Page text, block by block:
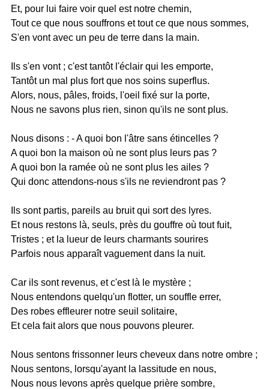
Et, pour lui faire voir quel est notre chemin,
Tout ce que nous souffrons et tout ce que nous sommes,
S'en vont avec un peu de terre dans la main.
Ils s'en vont ; c'est tantôt l'éclair qui les emporte,
Tantôt un mal plus fort que nos soins superflus.
Alors, nous, pâles, froids, l'oeil fixé sur la porte,
Nous ne savons plus rien, sinon qu'ils ne sont plus.
Nous disons : - A quoi bon l'âtre sans étincelles ?
A quoi bon la maison où ne sont plus leurs pas ?
A quoi bon la ramée où ne sont plus les ailes ?
Qui donc attendons-nous s'ils ne reviendront pas ?
Ils sont partis, pareils au bruit qui sort des lyres.
Et nous restons là, seuls, près du gouffre où tout fuit,
Tristes ; et la lueur de leurs charmants sourires
Parfois nous apparaît vaguement dans la nuit.
Car ils sont revenus, et c'est là le mystère ;
Nous entendons quelqu'un flotter, un souffle errer,
Des robes effleurer notre seuil solitaire,
Et cela fait alors que nous pouvons pleurer.
Nous sentons frissonner leurs cheveux dans notre ombre ;
Nous sentons, lorsqu'ayant la lassitude en nous,
Nous nous levons après quelque prière sombre,